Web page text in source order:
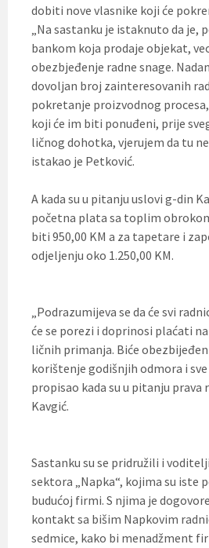
dobiti nove vlasnike koji će
„Na sastanku je istaknuto da je,
bankom koja prodaje objekat,
obezbjeđenje radne snage.
dovoljan broj zainteresovanih
pokretanje proizvodnog
koji će im biti ponuđeni, prije
ličnog dohotka, vjerujem da tu
istakao je Petković.
A kada su u pitanju uslovi g-din
početna plata sa toplim
biti 950,00 KM a za tapetare i
odjeljenju oko 1.250,00 KM.
„Podrazumijeva se da će svi
će se porezi i doprinosi plaćati
ličnih primanja. Biće
korištenje godišnjih odmora i
propisao kada su u pitanju prava
Kavgić.
Sastanku su se pridružili i
sektora „Napka“, kojima su iste
budućoj firmi. S njima je
kontakt sa bišim Napkovim
sedmice, kako bi menadžment